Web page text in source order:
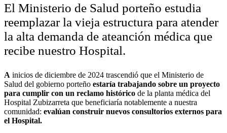
El Ministerio de Salud porteño estudia
reemplazar la vieja estructura para atender
la alta demanda de ateanción médica que
recibe nuestro Hospital.
A inicios de diciembre de 2024 trascendió que el Ministerio de
Salud del gobierno porteño estaría trabajando sobre un proyecto
para cumplir con un reclamo histórico de la planta médica del
Hospital Zubizarreta que beneficiaría notablemente a nuestra
comunidad: evalúan construir nuevos consultorios externos para
el Hospital.